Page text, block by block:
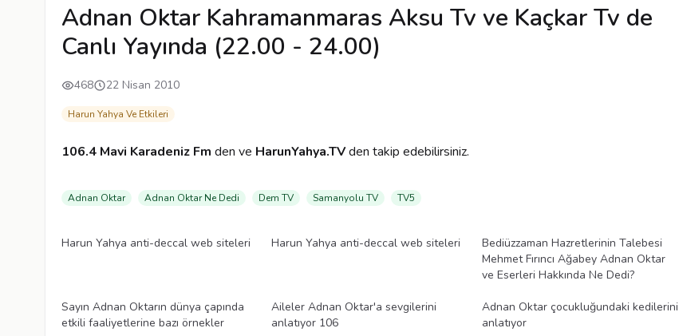
Adnan Oktar Kahramanmaras Aksu Tv ve Kaçkar Tv de
Canlı Yayında (22.00 - 24.00)
468 22 Nisan 2010
Harun Yahya Ve Etkileri
106.4 Mavi Karadeniz Fm den ve HarunYahya.TVden takip edebilirsiniz.
Adnan Oktar Adnan Oktar Ne Dedi Dem TV Samanyolu TV TV5
Harun Yahya anti-deccal web siteleri Harun Yahya anti-deccal web siteleri
Bediüzzaman Hazretlerinin Talebesi
Mehmet Fırıncı Ağabey Adnan Oktar
ve Eserleri Hakkında Ne Dedi?
Sayın Adnan Oktarın dünya çapında
etkili faaliyetlerine bazı örnekler
Aileler Adnan Oktar'a sevgilerini
anlatıyor 106
Adnan Oktar çocukluğundaki kedilerini
anlatıyor